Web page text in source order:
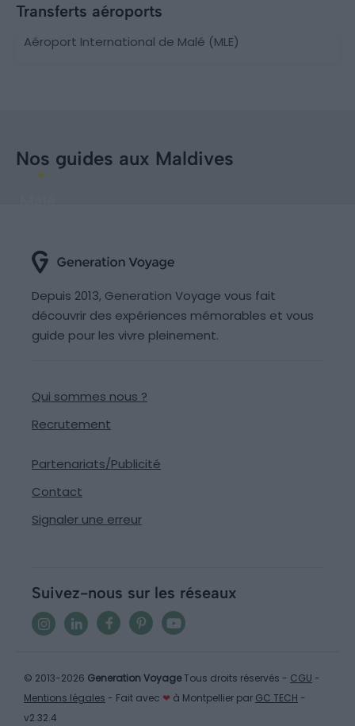
Transferts aéroports
Aéroport International de Malé (MLE)
Nos guides aux Maldives
Depuis 2013, Generation Voyage vous fait
découvrir des expériences mémorables et vous
guide pour les vivre pleinement.
Qui sommes nous ?
Recrutement
Partenariats/Publicité
Contact
Signaler une erreur
Suivez-nous sur les réseaux
© 2013-2026 Generation VoyageTous droits réservés - CGU -
Mentions légales - Fait avec ❤ à Montpellier par GC TECH -
v2.32.4